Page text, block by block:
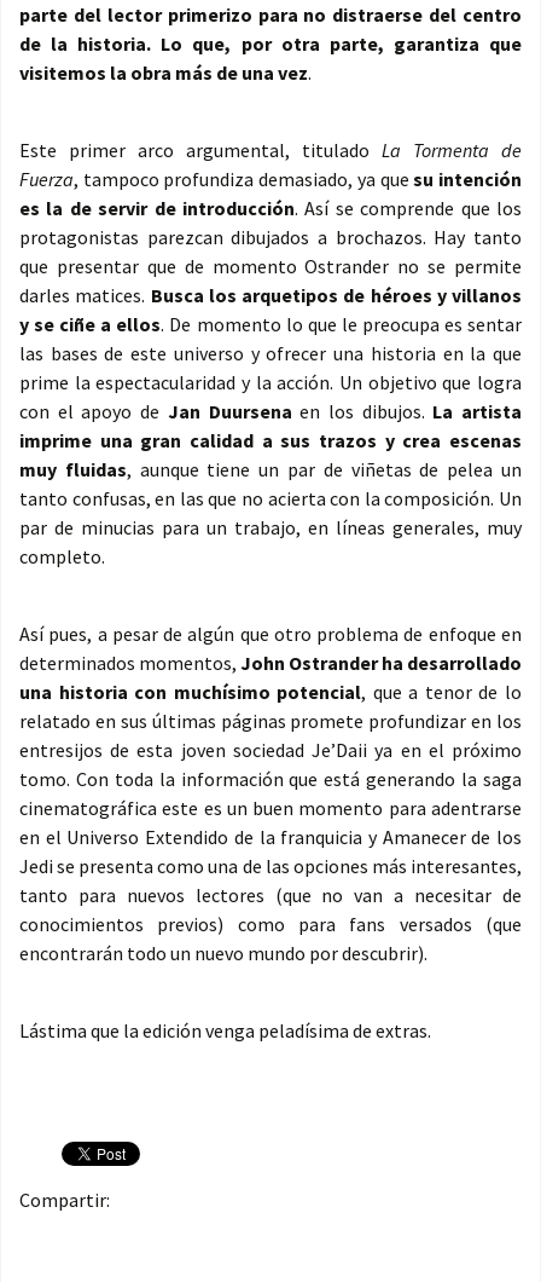
parte del lector primerizo para no distraerse del centro
de la historia. Lo que, por otra parte, garantiza que
visitemos la obra más de una vez.
Este primer arco argumental, titulado La Tormenta de
Fuerza, tampoco profundiza demasiado, ya quesu intención
es la de servir de introducción. Así se comprende que los
protagonistas parezcan dibujados a brochazos. Hay tanto
que presentar que de momento Ostrander no se permite
darles matices. Busca los arquetipos de héroes y villanos
y se ciñe a ellos. De momento lo que le preocupa es sentar
las bases de este universo y ofrecer una historia en la que
prime la espectacularidad y la acción. Un objetivo que logra
con el apoyo de Jan Duursena en los dibujos. La artista
imprime una gran calidad a sus trazos y crea escenas
muy fluidas, aunque tiene un par de viñetas de pelea un
tanto confusas, en las que no acierta con la composición. Un
par de minucias para un trabajo, en líneas generales, muy
completo.
Así pues, a pesar de algún que otro problema de enfoque en
determinados momentos, John Ostrander ha desarrollado
una historia con muchísimo potencial, que a tenor de lo
relatado en sus últimas páginas promete profundizar en los
entresijos de esta joven sociedad Je’Daii ya en el próximo
tomo. Con toda la información que está generando la saga
cinematográfica este es un buen momento para adentrarse
en el Universo Extendido de la franquicia y Amanecer de los
Jedi se presenta como una de las opciones más interesantes,
tanto para nuevos lectores (que no van a necesitar de
conocimientos previos) como para fans versados (que
encontrarán todo un nuevo mundo por descubrir).
Lástima que la edición venga peladísima de extras.
Compartir: